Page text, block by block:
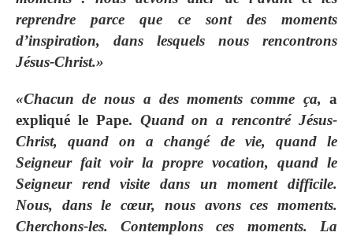
reprendre parce que ce sont des moments
d’inspiration, dans lesquels nous rencontrons
Jésus-Christ.»
«Chacun de nous a des moments comme ça, a
expliqué le Pape. Quand on a rencontré Jésus-
Christ, quand on a changé de vie, quand le
Seigneur fait voir la propre vocation, quand le
Seigneur rend visite dans un moment difficile.
Nous, dans le cœur, nous avons ces moments.
Cherchons-les. Contemplons ces moments. La